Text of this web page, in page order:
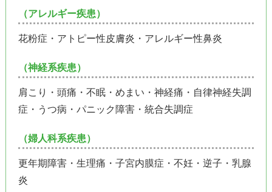
（アレルギー疾患）
花粉症・アトピー性皮膚炎・アレルギー性鼻炎
（神経系疾患）
肩こり・頭痛・不眠・めまい・神経痛・自律神経失調
症・うつ病・パニック障害・統合失調症
（婦人科系疾患）
更年期障害・生理痛・子宮内膜症・不妊・逆子・乳腺
炎